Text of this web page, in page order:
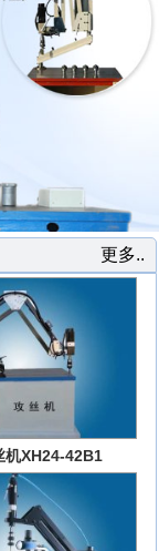
更多..
机XH24-42B1